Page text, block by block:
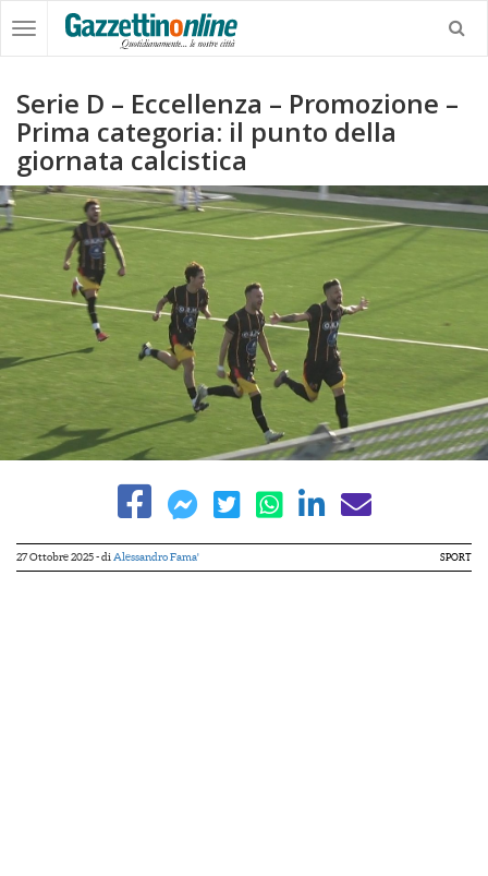
Serie D – Eccellenza – Promozione –
Prima categoria: il punto della
giornata calcistica
27 Ottobre 2025- di Alessandro Fama' SPORT